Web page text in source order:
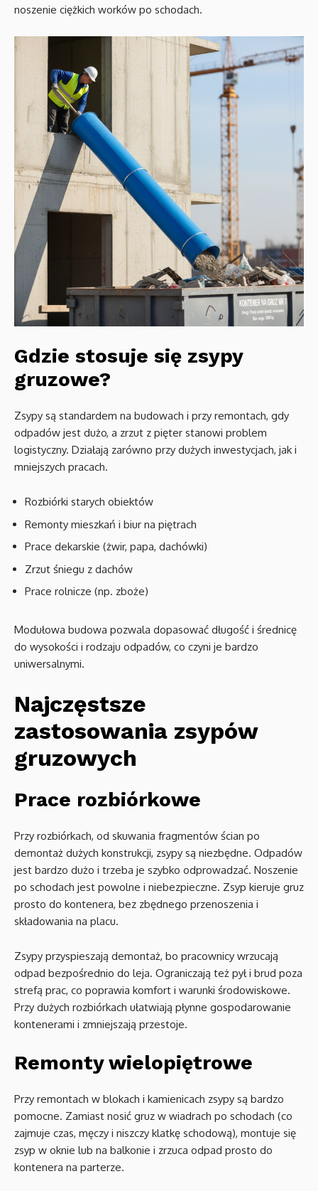
noszenie ciężkich worków po schodach.
Gdzie stosuje się zsypy
gruzowe?
Zsypy są standardem na budowach i przy remontach, gdy
odpadów jest dużo, a zrzut z pięter stanowi problem
logistyczny. Działają zarówno przy dużych inwestycjach, jak i
mniejszych pracach.
Rozbiórki starych obiektów
Remonty mieszkań i biur na piętrach
Prace dekarskie (żwir, papa, dachówki)
Zrzut śniegu z dachów
Prace rolnicze (np. zboże)
Modułowa budowa pozwala dopasować długość i średnicę
do wysokości i rodzaju odpadów, co czyni je bardzo
uniwersalnymi.
Najczęstsze
zastosowania zsypów
gruzowych
Prace rozbiórkowe
Przy rozbiórkach, od skuwania fragmentów ścian po
demontaż dużych konstrukcji, zsypy są niezbędne. Odpadów
jest bardzo dużo i trzeba je szybko odprowadzać. Noszenie
po schodach jest powolne i niebezpieczne. Zsyp kieruje gruz
prosto do kontenera, bez zbędnego przenoszenia i
składowania na placu.
Zsypy przyspieszają demontaż, bo pracownicy wrzucają
odpad bezpośrednio do leja. Ograniczają też pył i brud poza
strefą prac, co poprawia komfort i warunki środowiskowe.
Przy dużych rozbiórkach ułatwiają płynne gospodarowanie
kontenerami i zmniejszają przestoje.
Remonty wielopiętrowe
Przy remontach w blokach i kamienicach zsypy są bardzo
pomocne. Zamiast nosić gruz w wiadrach po schodach (co
zajmuje czas, męczy i niszczy klatkę schodową), montuje się
zsyp w oknie lub na balkonie i zrzuca odpad prosto do
kontenera na parterze.